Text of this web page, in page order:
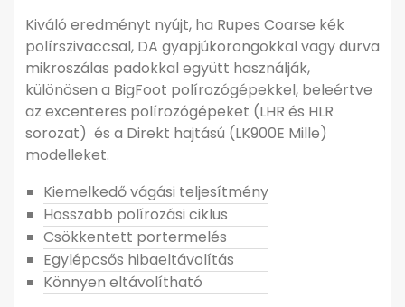
Kiváló eredményt nyújt, ha Rupes Coarse kék
polírszivaccsal, DA gyapjúkorongokkal vagy durva
mikroszálas padokkal együtt használják,
különösen a BigFoot polírozógépekkel, beleértve
az excenteres polírozógépeket (LHR és HLR
sorozat) és a Direkt hajtású (LK900E Mille)
modelleket.
Kiemelkedő vágási teljesítmény
Hosszabb polírozási ciklus
Csökkentett portermelés
Egylépcsős hibaeltávolítás
Könnyen eltávolítható